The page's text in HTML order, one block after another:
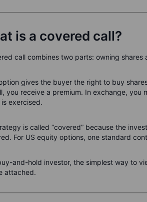
is a covered call?
call combines two parts: owning
gives the buyer the right to buy
you receive a premium. In exchange,
exercised.
is called “covered” because the
For US equity options, one standard
and-hold investor, the simplest way to
attached.